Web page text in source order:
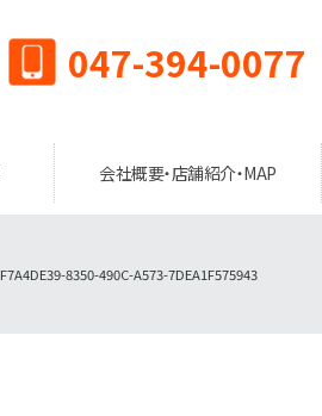
047-394-0077
会社概要・店舗紹介・MAP
F7A4DE39-8350-490C-A573-7DEA1F575943